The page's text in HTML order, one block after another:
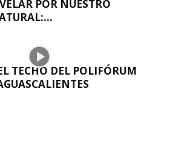
POR NUESTRO
TECHO DEL POLIFÓRUM